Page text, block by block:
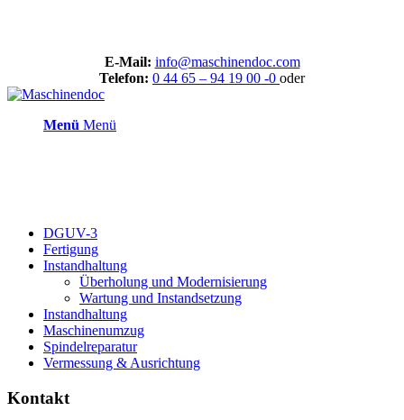
E-Mail: info@maschinendoc.com
Telefon: 0 44 65 – 94 19 00 -0 oder
Menü Menü
DGUV-3
Fertigung
Instandhaltung
Überholung und Modernisierung
Wartung und Instandsetzung
Instandhaltung
Maschinenumzug
Spindelreparatur
Vermessung & Ausrichtung
Kontakt